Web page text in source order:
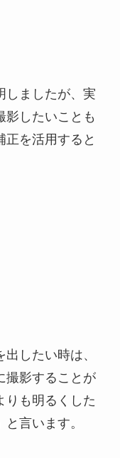
しましたが、実
影したいことも
正を活用すると
したい時は、
撮影することが
りも明るくした
言います。